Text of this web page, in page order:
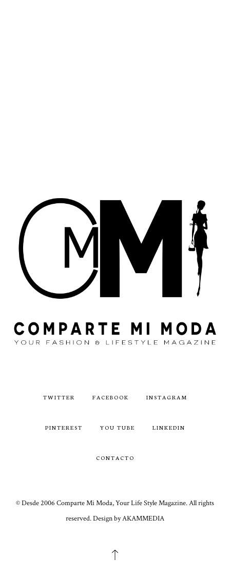
TWITTER FACEBOOK INSTAGRAM
PINTEREST YOU TUBE LINKEDIN
CONTACTO
© Desde 2006 Comparte Mi Moda, Your Life Style Magazine. All rights
reserved. Design by AKAMMEDIA